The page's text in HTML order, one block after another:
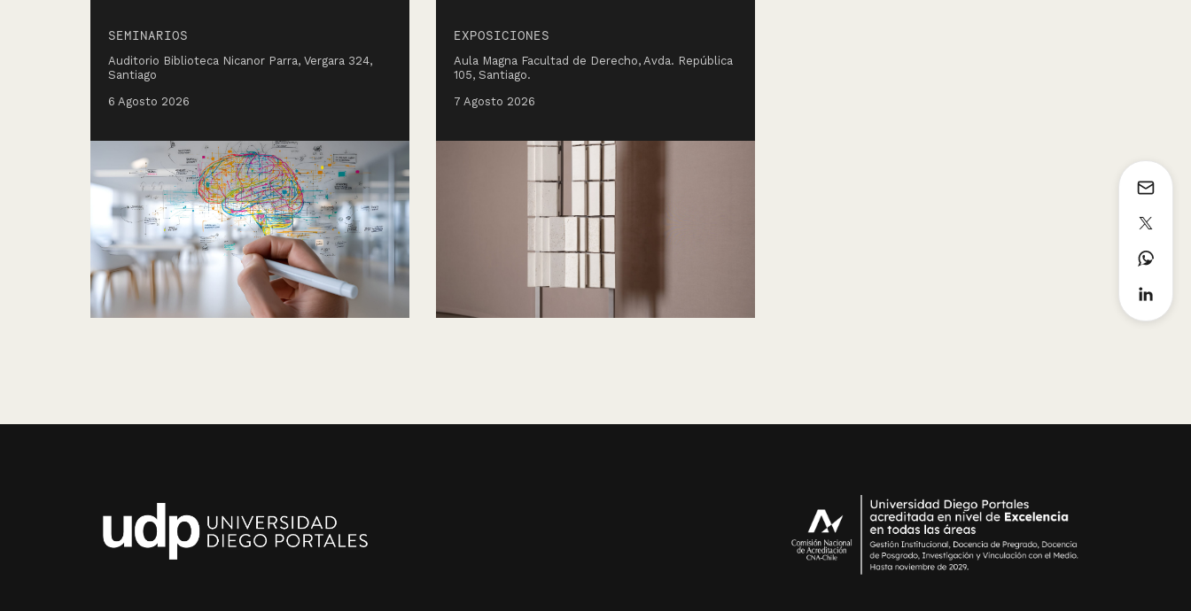
SEMINARIOS
Auditorio Biblioteca Nicanor Parra, Vergara 324,
Santiago
6 Agosto 2026
EXPOSICIONES
Aula Magna Facultad de Derecho, Avda. República
105, Santiago.
7 Agosto 2026